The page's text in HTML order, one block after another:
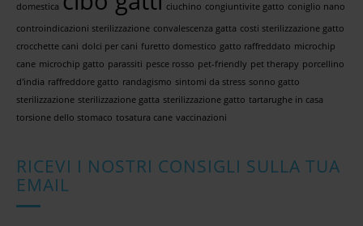
domestica ciuchino congiuntivite gatto coniglio nano
controindicazioni sterilizzazione convalescenza gatta costi sterilizzazione gatto
crocchette cani dolci per cani furetto domestico gatto raffreddato microchip
cane microchip gatto parassiti pesce rosso pet-friendly pet therapy porcellino
d'india raffreddore gatto randagismo sintomi da stress sonno gatto
sterilizzazione sterilizzazione gatta sterilizzazione gatto tartarughe in casa
torsione dello stomaco tosatura cane vaccinazioni
RICEVI I NOSTRI CONSIGLI SULLA TUA
EMAIL